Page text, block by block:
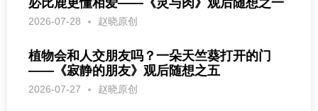
2026-07-28 赵晓原创
植物会和人交朋友吗？一朵天竺葵打开的门
——《寂静的朋友》观后随想之五
2026-07-27 赵晓原创